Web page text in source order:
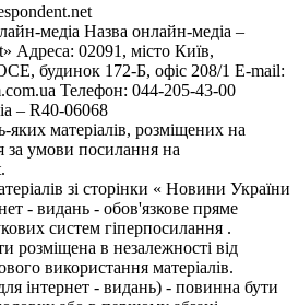
медіа Назва онлайн-медіа –
Адреса: 02091, місто Київ,
будинок 172-Б, офіс 208/1 E-mail:
Телефон: 044-205-43-00
– R40-06068
яких матеріалів, розміщених на
за умови посилання на
зі сторінки « Новини України
- видань - обов'язкове пряме
систем гіперпосилання .
розміщена в незалежності від
використання матеріалів.
інтернет - видань) - повинна бути